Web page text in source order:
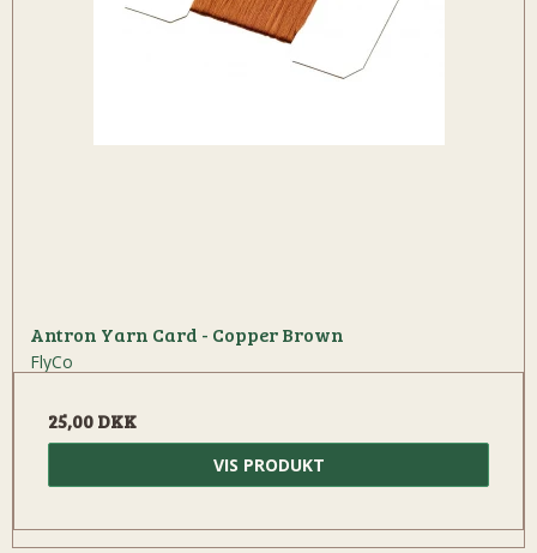
Antron Yarn Card - Copper Brown
FlyCo
25,00 DKK
VIS PRODUKT